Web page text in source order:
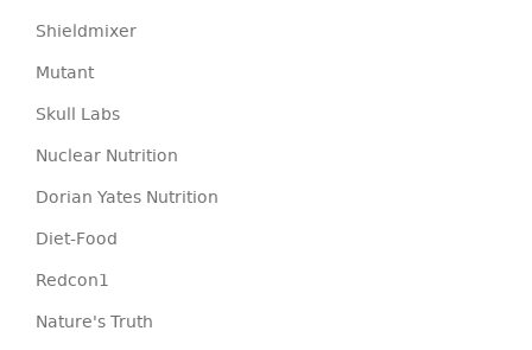
Shieldmixer
Mutant
Skull Labs
Nuclear Nutrition
Dorian Yates Nutrition
Diet-Food
Redcon1
Nature's Truth